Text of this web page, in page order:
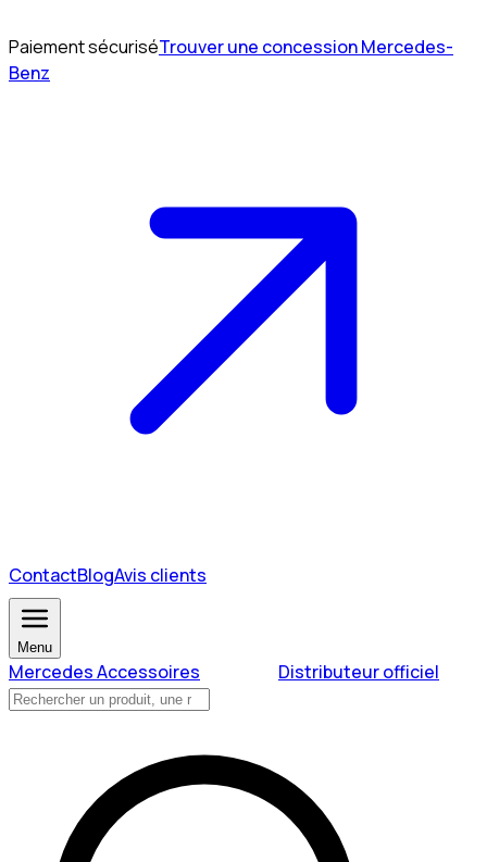
Paiement sécuriséTrouver une concession Mercedes-
Benz
ContactBlogAvis clients
Menu
Mercedes Accessoires Distributeur officiel